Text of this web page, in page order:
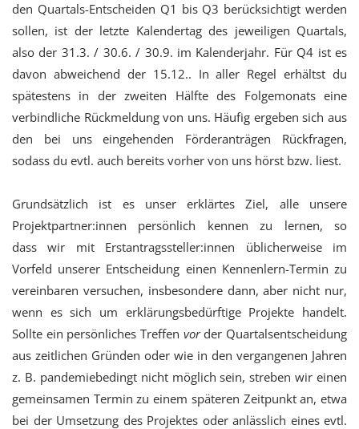
den Quartals-Entscheiden Q1 bis Q3 berücksichtigt werden
sollen, ist der letzte Kalendertag des jeweiligen Quartals,
also der 31.3. / 30.6. / 30.9. im Kalenderjahr. Für Q4 ist es
davon abweichend der 15.12.. In aller Regel erhältst du
spätestens in der zweiten Hälfte des Folgemonats eine
verbindliche Rückmeldung von uns. Häufig ergeben sich aus
den bei uns eingehenden Förderanträgen Rückfragen,
sodass du evtl. auch bereits vorher von uns hörst bzw. liest.
Grundsätzlich ist es unser erklärtes Ziel, alle unsere
Projektpartner:innen persönlich kennen zu lernen, so
dass wir mit Erstantragssteller:innen üblicherweise im
Vorfeld unserer Entscheidung einen Kennenlern-Termin zu
vereinbaren versuchen, insbesondere dann, aber nicht nur,
wenn es sich um erklärungsbedürftige Projekte handelt.
Sollte ein persönliches Treffen vorder Quartalsentscheidung
aus zeitlichen Gründen oder wie in den vergangenen Jahren
z. B. pandemiebedingt nicht möglich sein, streben wir einen
gemeinsamen Termin zu einem späteren Zeitpunkt an, etwa
bei der Umsetzung des Projektes oder anlässlich eines evtl.